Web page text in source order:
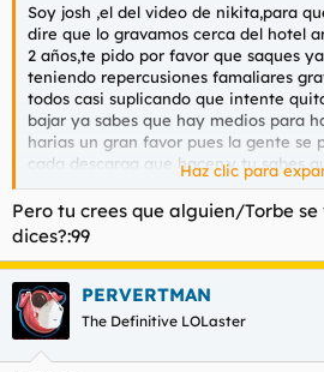
Soy josh ,el del video de nikita,para
dire que lo gravamos cerca del hotel
2 años,te pido por favor que saques
teniendo repercusiones famaliares
todos casi suplicando que intente
bajar ya sabes que hay medios para
harias un gran favor pues la gente se
cada descarga que hacen,y tu sabes
nada,lo hice en su momento por la
y la cague,espero que me
haras lo posible por
todos los exitos del mundo
Haz clic para
Pero tu crees que alguien/Torbe
dices?:99
PERVERTMAN
The Definitive LOLaster